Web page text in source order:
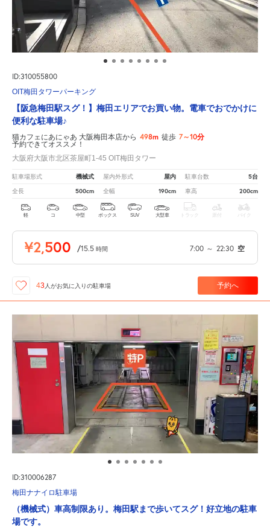
ID:310055800
OIT梅田タワーパーキング
【阪急梅田駅スグ！】梅田エリアでお買い物。電車でおでかけに
便利な駐車場♪
猫カフェにあにゃあ 大阪梅田本店から 498m 徒歩 7～10分
予約できてオススメ！
大阪府大阪市北区茶屋町1-45 OIT梅田タワー
駐車場形式 機械式 屋内外形式 屋内 駐車台数 5台
全長 500cm 全幅 190cm 車高 200cm
軽 コ 中型 ボックス SUV 大型車 トラック 原付 バイク
¥2,500 /15.5 時間 7:00 ～ 22:30 空
43人がお気に入りの駐車場 予約へ
ID:310006287
梅田ナナイロ駐車場
（機械式）車高制限あり。梅田駅まで歩いてスグ！好立地の駐車
場です。